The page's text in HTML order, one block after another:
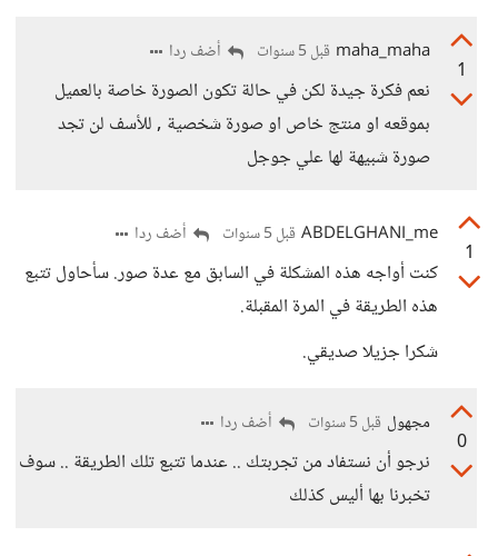
1
maha_maha قبل 5 سنوات أضف ردا
نعم فكرة جيدة لكن في حالة تكون الصورة خاصة بالعميل
بموقعه او منتج خاص او صورة شخصية , للأسف لن تجد
صورة شبيهة لها علي جوجل
1
ABDELGHANI_me قبل 5 سنوات أضف ردا
كنت أواجه هذه المشكلة في السابق مع عدة صور. سأحاول تتبع
هذه الطريقة في المرة المقبلة.
شكرا جزيلا صديقي.
0
مجهول قبل 5 سنوات أضف ردا
نرجو أن نستفاد من تجربتك .. عندما تتبع تلك الطريقة .. سوف
تخبرنا بها أليس كذلك